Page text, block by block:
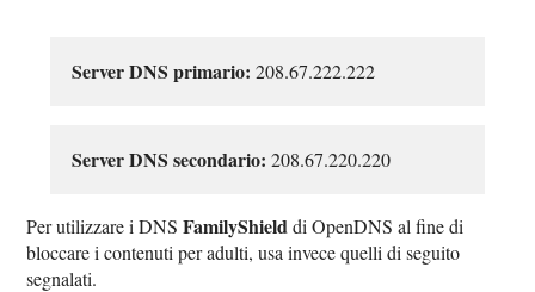
Server DNS primario: 208.67.222.222
Server DNS secondario: 208.67.220.220
Per utilizzare i DNSFamilyShield di OpenDNS al fine di
bloccare i contenuti per adulti, usa invece quelli di seguito
segnalati.